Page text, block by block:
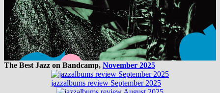
The Best Jazz on Bandcamp, November 2025
jazzalbums review September 2025